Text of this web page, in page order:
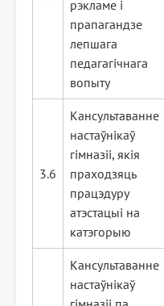
рэкламе і
прапагандзе
лепшага
педагагічнага
вопыту
3.6
Кансультаванне
настаўнікаў
гімназіі, якія
праходзяць
працэдуру
атэстацыі на
катэгорыю
Кансультаванне
настаўнікаў